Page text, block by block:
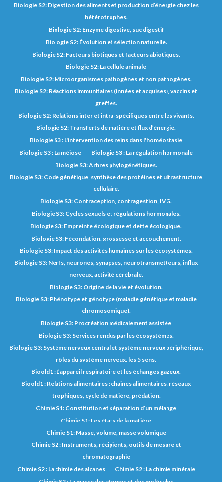
Biologie S2: Digestion des aliments et production d’énergie chez les
hétérotrophes.
Biologie S2: Enzyme digestive, suc digestif
Biologie S2: Évolution et sélection naturelle.
Biologie S2: Facteurs biotiques et facteurs abiotiques.
Biologie S2: La cellule animale
Biologie S2: Microorganismes pathogènes et non pathogènes.
Biologie S2: Réactions immunitaires (innées et acquises), vaccins et
greffes.
Biologie S2: Relations inter et intra-spécifiques entre les vivants.
Biologie S2: Transferts de matière et flux d’énergie.
Biologie S3 : L'intervention des reins dans l'homéostasie
Biologie S3 : La méiose
Biologie S3 : La régulation hormonale
Biologie S3: Arbres phylogénétiques.
Biologie S3: Code génétique, synthèse des protéines et ultrastructure
cellulaire.
Biologie S3: Contraception, contragestion, IVG.
Biologie S3: Cycles sexuels et régulations hormonales.
Biologie S3: Empreinte écologique et dette écologique.
Biologie S3: Fécondation, grossesse et accouchement.
Biologie S3: Impact des activités humaines sur les écosystèmes.
Biologie S3: Nerfs, neurones, synapses, neurotransmetteurs, influx
nerveux, activité cérébrale.
Biologie S3: Origine de la vie et évolution.
Biologie S3: Phénotype et génotype (maladie génétique et maladie
chromosomique).
Biologie S3: Procréation médicalement assistée
Biologie S3: Services rendus par les écosystèmes.
Biologie S3: Système nerveux central et système nerveux périphérique,
rôles du système nerveux, les 5 sens.
Bioold1 : L’appareil respiratoire et les échanges gazeux.
Bioold1 : Relations alimentaires : chaines alimentaires, réseaux
trophiques, cycle de matière, prédation.
Chimie S1: Constitution et séparation d’un mélange
Chimie S1: Les états de la matière
Chimie S1: Masse, volume, masse volumique
Chimie S2 : Instruments, récipients, outils de mesure et
chromatographie
Chimie S2 : La chimie des alcanes
Chimie S2 : La chimie minérale